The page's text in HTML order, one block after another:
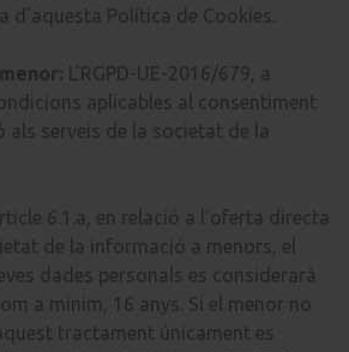
d’aquesta Política de Cookies.
L’RGPD-UE-2016/679, a
aplicables al consentiment
als serveis de la societat de la
6.1.a, en relació a l’oferta directa
de la informació a menors, el
dades personals es considerarà
a mínim, 16 anys. Si el menor no
tractament únicament es